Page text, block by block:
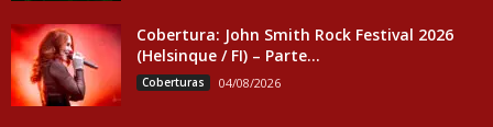
Cobertura: John Smith Rock Festival 2026
(Helsinque / FI) – Parte...
Coberturas 04/08/2026